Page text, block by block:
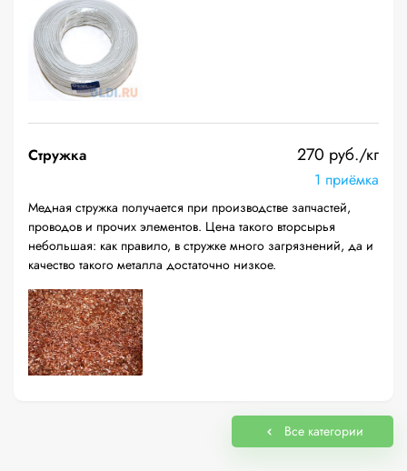
Стружка 270 руб./кг
1 приёмка
Медная стружка получается при производстве запчастей,
проводов и прочих элементов. Цена такого вторсырья
небольшая: как правило, в стружке много загрязнений, да и
качество такого металла достаточно низкое.
Все категории